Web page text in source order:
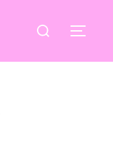
Buscar: